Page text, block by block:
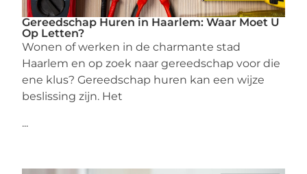
Gereedschap Huren in Haarlem: Waar Moet U
Op Letten?
Wonen of werken in de charmante stad
Haarlem en op zoek naar gereedschap voor die
ene klus? Gereedschap huren kan een wijze
beslissing zijn. Het
...